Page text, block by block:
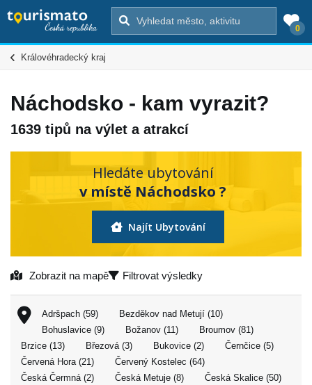
0
Královéhradecký kraj
Náchodsko - kam vyrazit?
1639 tipů na výlet a atrakcí
Hledáte ubytování
v místě Náchodsko ?
Najít Ubytování
Zobrazit na mapě Filtrovat výsledky
Adršpach (59)
Bezděkov nad Metují (10)
Bohuslavice (9)
Božanov (11)
Broumov (81)
Brzice (13)
Březová (3) Bukovice (2)
Černčice (5)
Červená Hora (21)
Červený Kostelec (64)
Česká Čermná (2)
Česká Metuje (8)
Česká Skalice (50)